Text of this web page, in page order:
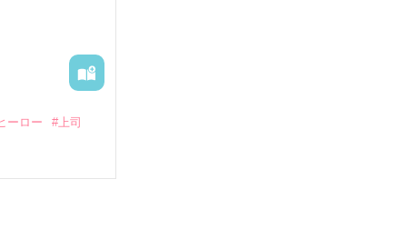
れた上、二
ーロー #上司